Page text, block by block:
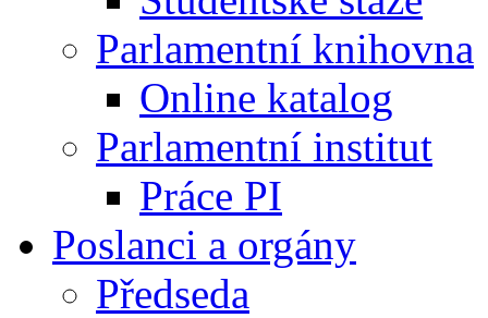
Parlamentní knihovna
Online katalog
Parlamentní institut
Práce PI
Poslanci a orgány
Předseda